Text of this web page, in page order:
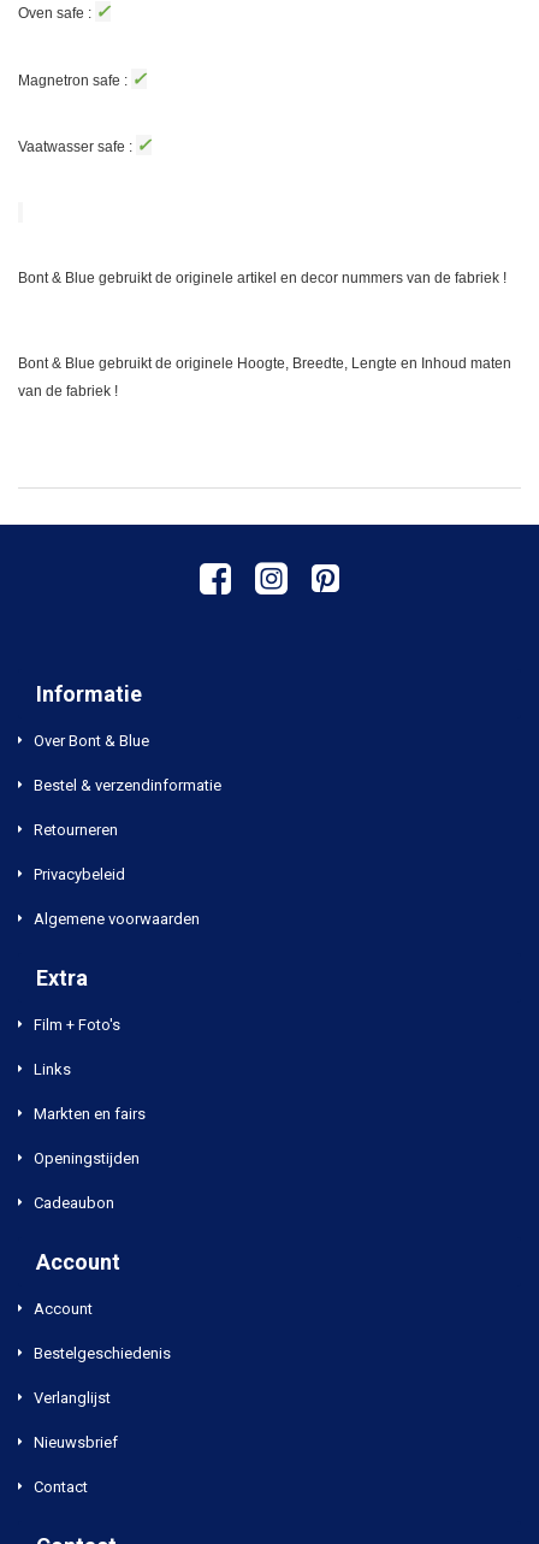
Oven safe : ✓
Magnetron safe : ✓
Vaatwasser safe : ✓
Bont & Blue gebruikt de originele artikel en decor nummers van de fabriek !
Bont & Blue gebruikt de originele Hoogte, Breedte, Lengte en Inhoud maten
van de fabriek !
Informatie
Over Bont & Blue
Bestel & verzendinformatie
Retourneren
Privacybeleid
Algemene voorwaarden
Extra
Film + Foto's
Links
Markten en fairs
Openingstijden
Cadeaubon
Account
Account
Bestelgeschiedenis
Verlanglijst
Nieuwsbrief
Contact